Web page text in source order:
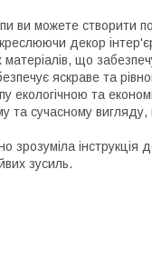
ви можете створити
декор
що
яскраве та
екологічною та
та сучасному
зрозуміла
зусиль.